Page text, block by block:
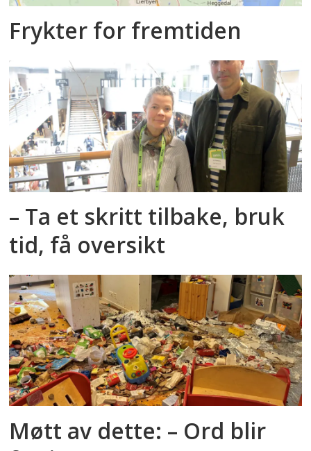
Frykter for fremtiden
– Ta et skritt tilbake, bruk
tid, få oversikt
Møtt av dette: – Ord blir